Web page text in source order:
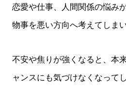
恋愛や仕事、人間関係の悩み
物事を悪い方向へ考えてしま
不安や焦りが強くなると、本
ャンスにも気づけなくなって